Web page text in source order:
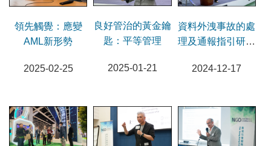
領先觸覺：應變
AML新形勢
2025-02-25
良好管治的黃金鑰
匙：平等管理
2025-01-21
資料外洩事故的處
理及通報指引研討
2024-12-17